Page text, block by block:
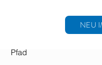
NEU
Pfad